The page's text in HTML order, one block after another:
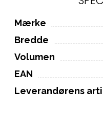
Mærke
Bredde
Volumen
EAN
Leverandørens